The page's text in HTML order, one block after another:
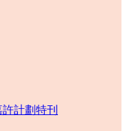
計劃特刊